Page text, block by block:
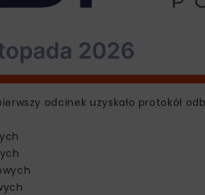
odcinek uzyskało protokół